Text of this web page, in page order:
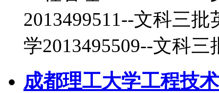
2013499511--文科三
学2013495509--文科三
成都理工大学工程技